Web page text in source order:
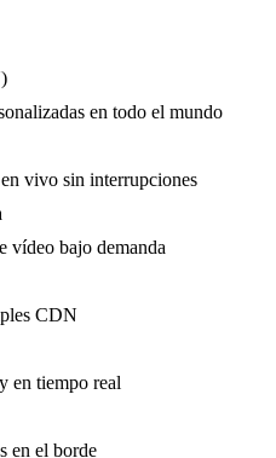
en todo el mundo
vivo sin interrupciones
vídeo bajo demanda
CDN
en tiempo real
en el borde